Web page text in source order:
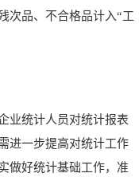
次品、不合格品计入“工
业统计人员对统计报表
进一步提高对统计工作
做好统计基础工作，准